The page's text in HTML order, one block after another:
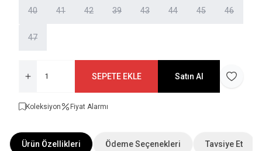
40 41 42 39 43 44 45 46
47
SEPETE EKLE Satın Al Favoriye
Koleksiyon Fiyat Alarmı
Ürün Özellikleri Ödeme Seçenekleri Tavsiye Et